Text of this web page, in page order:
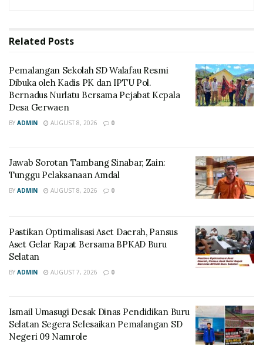
Related Posts
Pemalangan Sekolah SD Walafau Resmi
Dibuka oleh Kadis PK dan IPTU Pol.
Bernadus Nurlatu Bersama Pejabat Kepala
Desa Gerwaen
BY ADMIN AUGUST 8, 2026 0
Jawab Sorotan Tambang Sinabar, Zain:
Tunggu Pelaksanaan Amdal
BY ADMIN AUGUST 8, 2026 0
Pastikan Optimalisasi Aset Daerah, Pansus
Aset Gelar Rapat Bersama BPKAD Buru
Selatan
BY ADMIN AUGUST 7, 2026 0
Ismail Umasugi Desak Dinas Pendidikan Buru
Selatan Segera Selesaikan Pemalangan SD
Negeri 09 Namrole